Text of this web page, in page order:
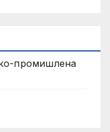
промишлена